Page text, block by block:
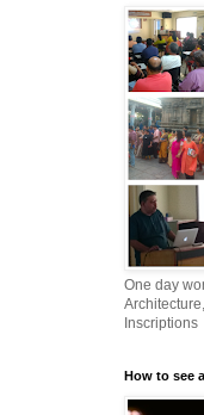
One day
Inscriptions
How to see